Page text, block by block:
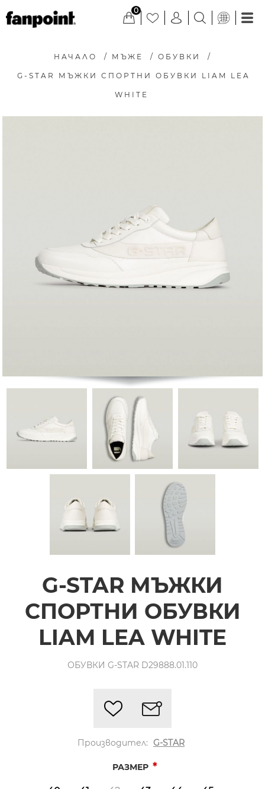
0
НАЧАЛО / МЪЖЕ / ОБУВКИ /
G-STAR МЪЖКИ СПОРТНИ ОБУВКИ LIAM LEA
WHITE
G-STAR МЪЖКИ
СПОРТНИ ОБУВКИ
LIAM LEA WHITE
ОБУВКИ G-STAR D29888.01.110
Производител: G-STAR
РАЗМЕР *